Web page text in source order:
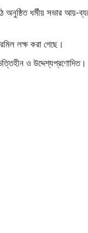
ধর্মীয় সভার আয়-
লক্ষ করা গেছে।
ও উদ্দেশ্যপ্রণোদিত।